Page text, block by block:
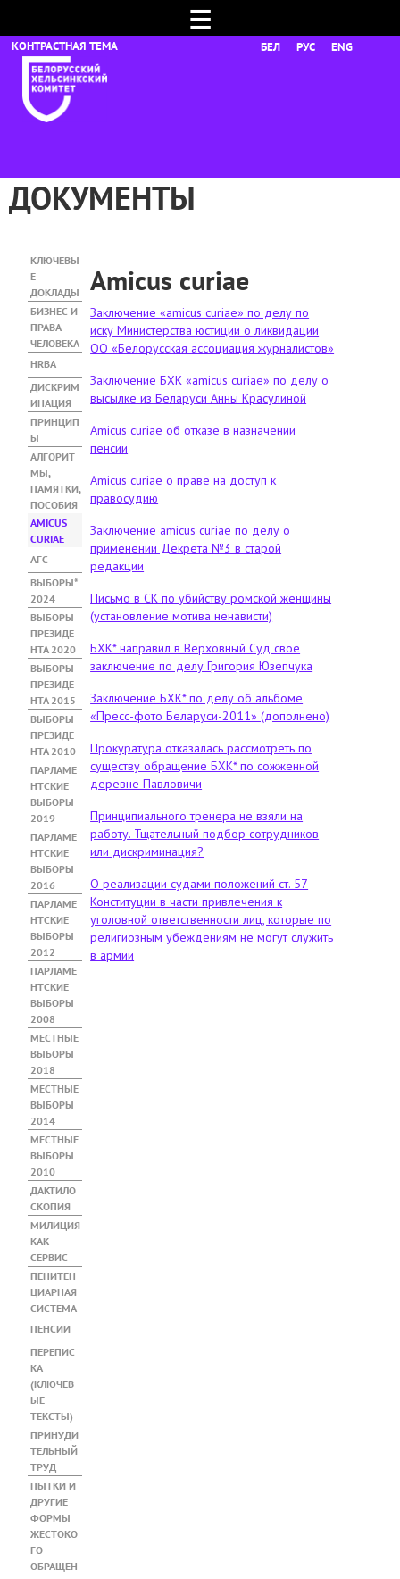
☰
БЕЛ РУС ENG
ДОКУМЕНТЫ
КЛЮЧЕВЫ
Е
ДОКЛАДЫ
БИЗНЕС И
ПРАВА
ЧЕЛОВЕКА
HRBA
ДИСКРИМ
ИНАЦИЯ
ПРИНЦИП
Ы
АЛГОРИТ
МЫ,
ПАМЯТКИ,
ПОСОБИЯ
АMICUS
CURIAE
ВН
АЯ
ЛА
ДК
А)
АГС
ВЫБОРЫ*
2024
ВЫБОРЫ
ПРЕЗИДЕ
НТА 2020
ВЫБОРЫ
ПРЕЗИДЕ
НТА 2015
ВЫБОРЫ
ПРЕЗИДЕ
НТА 2010
ПАРЛАМЕ
НТСКИЕ
ВЫБОРЫ
2019
ПАРЛАМЕ
НТСКИЕ
ВЫБОРЫ
2016
ПАРЛАМЕ
НТСКИЕ
ВЫБОРЫ
2012
ПАРЛАМЕ
НТСКИЕ
ВЫБОРЫ
2008
МЕСТНЫЕ
ВЫБОРЫ
2018
МЕСТНЫЕ
ВЫБОРЫ
2014
МЕСТНЫЕ
ВЫБОРЫ
2010
ДАКТИЛО
СКОПИЯ
МИЛИЦИЯ
КАК
СЕРВИС
ПЕНИТЕН
ЦИАРНАЯ
СИСТЕМА
ПЕНСИИ
ПЕРЕПИС
КА
(КЛЮЧЕВ
ЫЕ
ТЕКСТЫ)
ПРИНУДИ
ТЕЛЬНЫЙ
ТРУД
ПЫТКИ И
ДРУГИЕ
ФОРМЫ
ЖЕСТОКО
ГО
ОБРАЩЕН
Аmicus curiae
Заключение «amicus curiae» по делу по
иску Министерства юстиции о ликвидации
ОО «Белорусская ассоциация журналистов»
Заключение БХК «amicus curiae» по делу о
высылке из Беларуси Анны Красулиной
Amicus curiae об отказе в назначении
пенсии
Amicus curiae о праве на доступ к
правосудию
Заключение amicus curiae по делу о
применении Декрета №3 в старой
редакции
Письмо в СК по убийству ромской женщины
(установление мотива ненависти)
БХК* направил в Верховный Суд свое
заключение по делу Григория Юзепчука
Заключение БХК* по делу об альбоме
«Пресс-фото Беларуси-2011» (дополнено)
Прокуратура отказалась рассмотреть по
существу обращение БХК* по сожженной
деревне Павловичи
Принципиального тренера не взяли на
работу. Тщательный подбор сотрудников
или дискриминация?
О реализации судами положений ст. 57
Конституции в части привлечения к
уголовной ответственности лиц, которые по
религиозным убеждениям не могут служить
в армии